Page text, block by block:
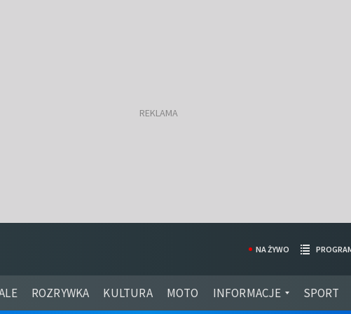
ROZRYWKA KULTURA MOTO INFORMACJE SPORT
NA ŻYWO